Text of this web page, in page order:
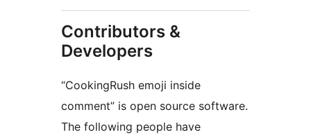
Contributors &
Developers
“CookingRush emoji inside
comment” is open source software.
The following people have